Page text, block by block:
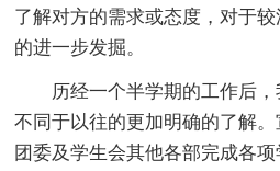
了解对方的需求或态度，对于
的进一步发掘。
历经一个半学期的工作后，
不同于以往的更加明确的了解
团委及学生会其他各部完成各